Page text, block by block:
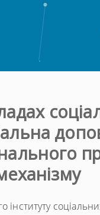
інституту